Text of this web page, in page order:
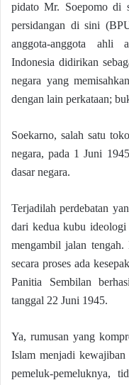
pidato Mr. Soepomo di
persidangan di sini
anggota-anggota ahli
Indonesia didirikan
negara yang
dengan lain perkataan;
Soekarno, salah satu
negara, pada 1 Juni
dasar negara.
Terjadilah perdebatan
dari kedua kubu ideologi
mengambil jalan
secara proses ada
Panitia Sembilan
tanggal 22 Juni 1945.
Ya, rumusan yang
Islam menjadi
pemeluk-pemeluknya,